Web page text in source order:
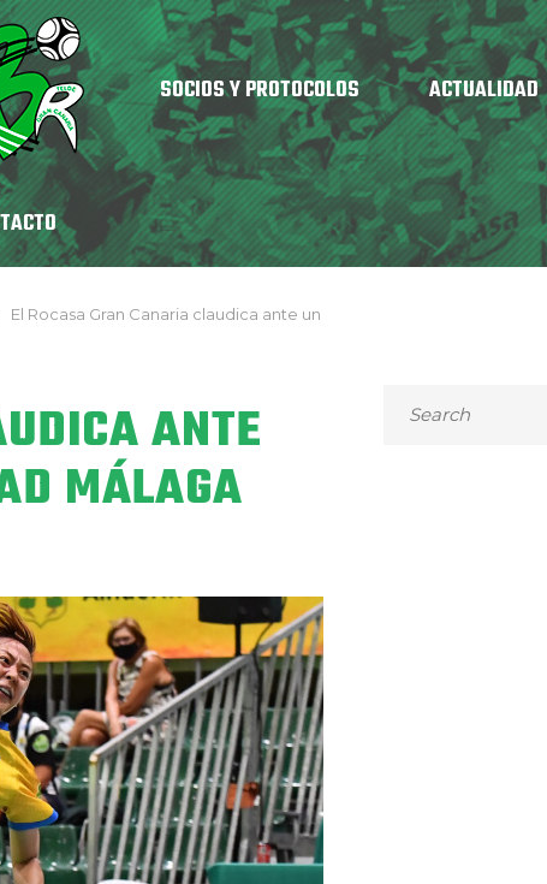
SOCIOS Y PROTOCOLOS ACTUALIDAD
El Rocasa Gran Canaria claudica ante un
ANTE
MÁLAGA